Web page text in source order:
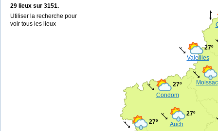
29 lieux sur 3151.
Utiliser la recherche pour
voir tous les lieux
Auch
27º
Moissac
Condom
27º
27º
Valeilles
27º